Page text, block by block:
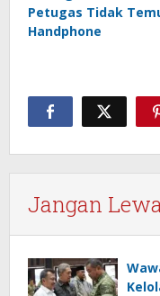
Petugas Tidak
Handphone
Jangan